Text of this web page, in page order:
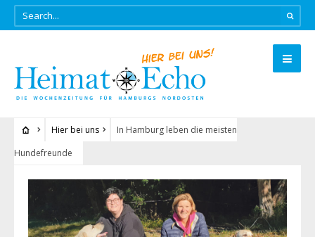
Hier bei uns
In Hamburg leben die meisten
Hundefreunde